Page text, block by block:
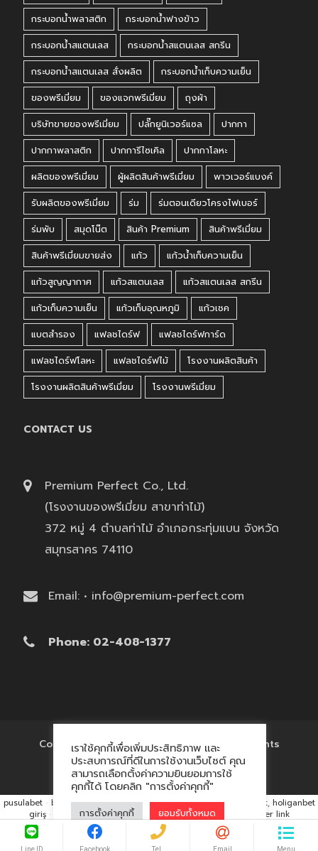
กระบอกน้ำพลาสติก
กระบอกน้ำฟางข้าว
กระบอกน้ำสแตนเลส
กระบอกน้ำสแตนเลส สกรีน
กระบอกน้ำสแตนเลส สั่งผลิต
กระบอกน้ำเก็บความเย็น
ของพรีเมี่ยม
ของแจกพรีเมี่ยม
ถุงผ้า
บริษัทขายของพรีเมี่ยม
ปลั๊กยูนิเวอร์แซล
ปากกา
ปากกาพลาสติก
ปากการีไซเคิล
ปากกาโลหะ
ผลิตของพรีเมี่ยม
ผู้ผลิตสินค้าพรีเมี่ยม
พาวเวอร์แบงค์
รับผลิตของพรีเมี่ยม
ร่ม
ร่มตอนเดียวโครงไฟเบอร์
ร่มพับ
สมุดโน๊ต สินค้า Premium
สินค้าพรีเมี่ยม
สินค้าพรีเมี่ยมขายส่ง
แก้ว
แก้วน้ำเก็บความเย็น
แก้วสูญญากาศ
แก้วสแตนเลส
แก้วสแตนเลส สกรีน
แก้วเก็บความเย็น
แก้วเก็บอุณหภูมิ
แก้วเชค
แบตสำรอง
แฟลชไดร์ฟ
แฟลชไดร์ฟการ์ด
แฟลชไดร์ฟโลหะ
แฟลชไดร์ฟไม้
โรงงานผลิตสินค้า
โรงงานผลิตสินค้าพรีเมี่ยม
โรงงานพรีเมี่ยม
CONTACT US
Premium Perfect Co., Ltd.
(โรงงานของพรีเมี่ยม สาขาท่าไม้)
372 หมู่ 4 ตำบลท่าไม้ อำเภอกระทุ่มแบน จังหวัด
สมุทรสาคร 74110
Email: • info@premium-perfect.com
Phone: 02-408-1377
Copyright © 2017 'โรงงานของพรีเมี่ยม' All Rights
Reserved.
เราใช้คุกกี้เพื่อเพิ่มประสิทธิภาพ และ
ประสบการณ์ที่ดีในการใช้งานเว็บไซต์ คุณ
สามารถเลือกตั้งค่าความยินยอมการใช้
คุกกี้ได้ โดยคลิก "การตั้งค่าคุกกี้"
การตั้งค่าคุกกี้ ยอมรับทั้งหมด
pusulabet · betyap · avrupabet · matbet, matbet giriş ·
holiganbet, holiganbet
giriş · cratosroyalbet · maxwin hacklink market, kalıcı footer link